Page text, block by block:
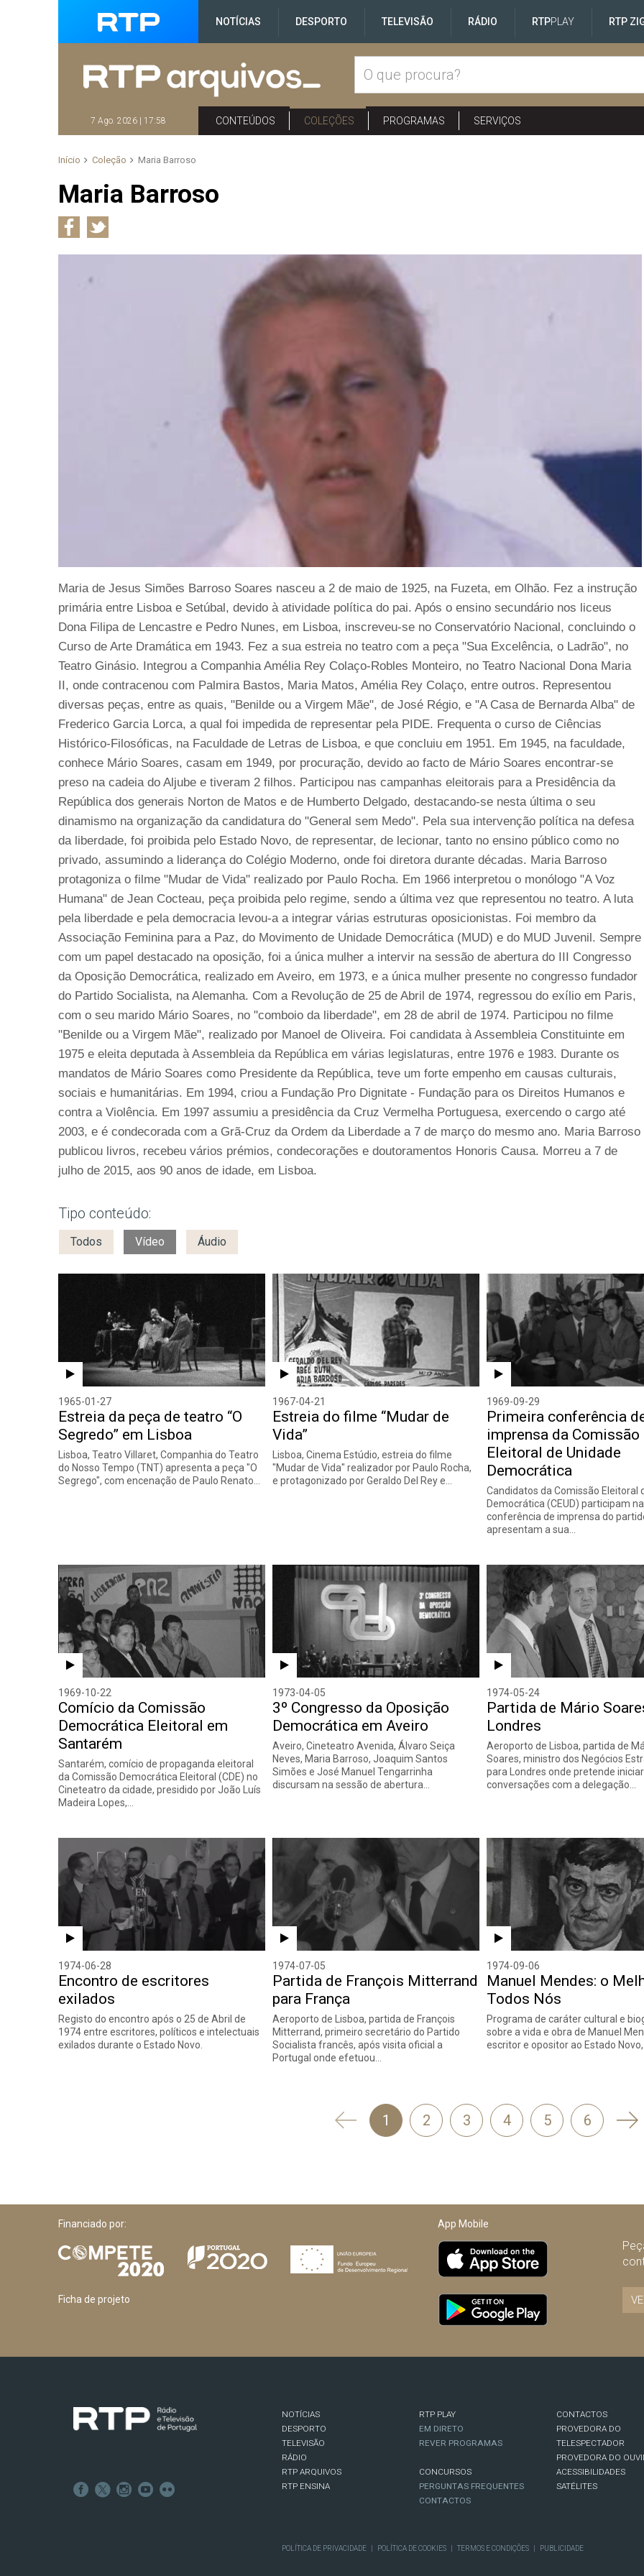
NOTÍCIAS DESPORTO TELEVISÃO RÁDIO RTPPLAY RTP
7 Ago. 2026 | 17:58 CONTEÚDOS COLEÇÕES PROGRAMAS SERVIÇOS
Início Coleção Maria Barroso
Maria Barroso
Maria de Jesus Simões Barroso Soares nasceu a 2 de maio de 1925, na Fuzeta, em Olhão. Fez a instrução
primária entre Lisboa e Setúbal, devido à atividade política do pai. Após o ensino secundário nos liceus
Dona Filipa de Lencastre e Pedro Nunes, em Lisboa, inscreveu-se no Conservatório Nacional, concluindo o
Curso de Arte Dramática em 1943. Fez a sua estreia no teatro com a peça "Sua Excelência, o Ladrão", no
Teatro Ginásio. Integrou a Companhia Amélia Rey Colaço-Robles Monteiro, no Teatro Nacional Dona Maria
II, onde contracenou com Palmira Bastos, Maria Matos, Amélia Rey Colaço, entre outros. Representou
diversas peças, entre as quais, "Benilde ou a Virgem Mãe", de José Régio, e "A Casa de Bernarda Alba" de
Frederico Garcia Lorca, a qual foi impedida de representar pela PIDE. Frequenta o curso de Ciências
Histórico-Filosóficas, na Faculdade de Letras de Lisboa, e que concluiu em 1951. Em 1945, na faculdade,
conhece Mário Soares, casam em 1949, por procuração, devido ao facto de Mário Soares encontrar-se
preso na cadeia do Aljube e tiveram 2 filhos. Participou nas campanhas eleitorais para a Presidência da
República dos generais Norton de Matos e de Humberto Delgado, destacando-se nesta última o seu
dinamismo na organização da candidatura do "General sem Medo". Pela sua intervenção política na defesa
da liberdade, foi proibida pelo Estado Novo, de representar, de lecionar, tanto no ensino público como no
privado, assumindo a liderança do Colégio Moderno, onde foi diretora durante décadas. Maria Barroso
protagoniza o filme "Mudar de Vida" realizado por Paulo Rocha. Em 1966 interpretou o monólogo "A Voz
Humana" de Jean Cocteau, peça proibida pelo regime, sendo a última vez que representou no teatro. A luta
pela liberdade e pela democracia levou-a a integrar várias estruturas oposicionistas. Foi membro da
Associação Feminina para a Paz, do Movimento de Unidade Democrática (MUD) e do MUD Juvenil. Sempre
com um papel destacado na oposição, foi a única mulher a intervir na sessão de abertura do III Congresso
da Oposição Democrática, realizado em Aveiro, em 1973, e a única mulher presente no congresso fundador
do Partido Socialista, na Alemanha. Com a Revolução de 25 de Abril de 1974, regressou do exílio em Paris,
com o seu marido Mário Soares, no "comboio da liberdade", em 28 de abril de 1974. Participou no filme
"Benilde ou a Virgem Mãe", realizado por Manoel de Oliveira. Foi candidata à Assembleia Constituinte em
1975 e eleita deputada à Assembleia da República em várias legislaturas, entre 1976 e 1983. Durante os
mandatos de Mário Soares como Presidente da República, teve um forte empenho em causas culturais,
sociais e humanitárias. Em 1994, criou a Fundação Pro Dignitate - Fundação para os Direitos Humanos e
contra a Violência. Em 1997 assumiu a presidência da Cruz Vermelha Portuguesa, exercendo o cargo até
2003, e é condecorada com a Grã-Cruz da Ordem da Liberdade a 7 de março do mesmo ano. Maria Barroso
publicou livros, recebeu vários prémios, condecorações e doutoramentos Honoris Causa. Morreu a 7 de
julho de 2015, aos 90 anos de idade, em Lisboa.
Tipo conteúdo:
Todos Vídeo Áudio
1965-01-27
Estreia da peça de teatro “O
Segredo” em Lisboa
Lisboa, Teatro Villaret, Companhia do Teatro
do Nosso Tempo (TNT) apresenta a peça "O
Segrego", com encenação de Paulo Renato…
1967-04-21
Estreia do filme “Mudar de
Vida”
Lisboa, Cinema Estúdio, estreia do filme
"Mudar de Vida" realizador por Paulo Rocha,
e protagonizado por Geraldo Del Rey e…
1969-09-29
Primeira conferência
imprensa da Comissão
Eleitoral de Unidade
Democrática
Candidatos da Comissão Eleitoral
Democrática (CEUD) participam
conferência de imprensa do
apresentam a sua…
1969-10-22
Comício da Comissão
Democrática Eleitoral em
Santarém
Santarém, comício de propaganda eleitoral
da Comissão Democrática Eleitoral (CDE) no
Cineteatro da cidade, presidido por João Luís
Madeira Lopes,…
1973-04-05
3º Congresso da Oposição
Democrática em Aveiro
Aveiro, Cineteatro Avenida, Álvaro Seiça
Neves, Maria Barroso, Joaquim Santos
Simões e José Manuel Tengarrinha
discursam na sessão de abertura…
1974-05-24
Partida de Mário
Londres
Aeroporto de Lisboa, partida de
Soares, ministro dos Negócios
para Londres onde pretende iniciar
conversações com a delegação…
1974-06-28
Encontro de escritores
exilados
Registo do encontro após o 25 de Abril de
1974 entre escritores, políticos e intelectuais
exilados durante o Estado Novo.
1974-07-05
Partida de François Mitterrand
para França
Aeroporto de Lisboa, partida de François
Mitterrand, primeiro secretário do Partido
Socialista francês, após visita oficial a
Portugal onde efetuou…
1974-09-06
Manuel Mendes: o
Todos Nós
Programa de caráter cultural e
sobre a vida e obra de Manuel
escritor e opositor ao Estado Novo,…
'
1 2 3 4 5 6
Financiado por:
Ficha de projeto
App Mobile
NOTÍCIAS
DESPORTO
TELEVISÃO
RÁDIO
RTP ARQUIVOS
RTP ENSINA
RTP PLAY
EM DIRETO
REVER PROGRAMAS
CONCURSOS
PERGUNTAS FREQUENTES
CONTACTOS
CONTACTOS
PROVEDORA DO
TELESPECTADOR
PROVEDORA DO
ACESSIBILIDADES
SATÉLITES
POLÍTICA DE PRIVACIDADE POLÍTICA DE COOKIES TERMOS E CONDIÇÕES PUBLICIDADE